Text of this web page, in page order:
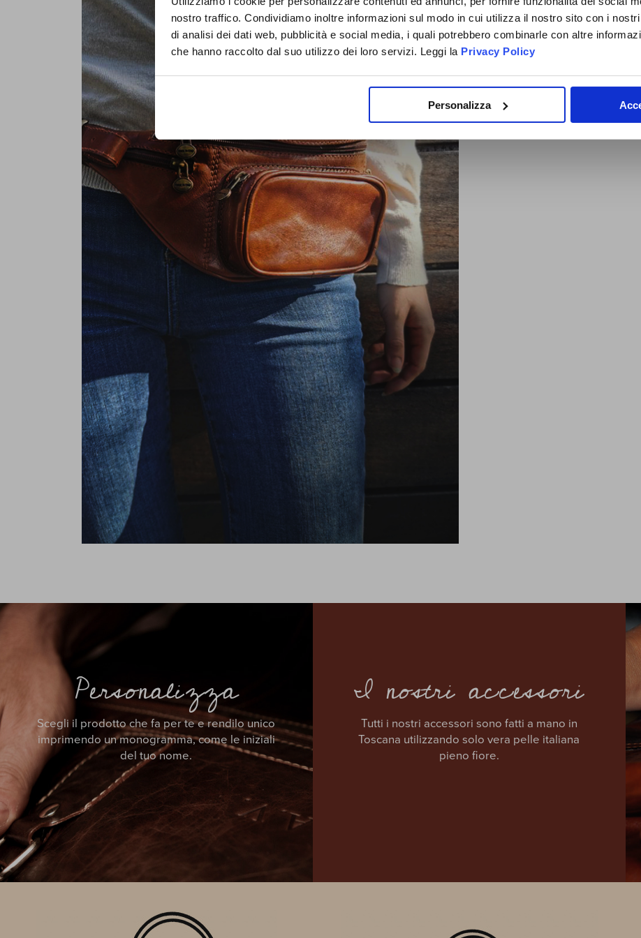
nostro traffico. Condividiamo inoltre informazioni sul modo in cui utilizza il nostro sito con i
di analisi dei dati web, pubblicità e social media, i quali potrebbero combinarle con altre
che hanno raccolto dal suo utilizzo dei loro servizi. Leggi la Privacy Policy
Personalizza
PARTE DELLA
OLD ANGLER
FAMILY Privacy: do il consenso al trattamento.
ISCRIVITI SUBITO!
Personalizza
Scegli il prodotto che fa per te e rendilo unico
imprimendo un monogramma, come le iniziali
del tuo nome.
I nostri accessori
Tutti i nostri accessori sono fatti a mano in
Toscana utilizzando solo vera pelle italiana
pieno fiore.